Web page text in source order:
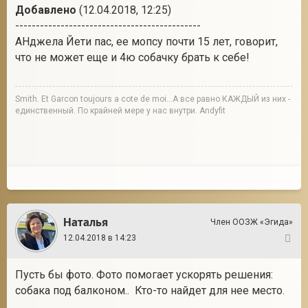
Добавлено (12.04.2018, 12:25)
---------------------------------------------
АНджела Йети пас, ее мопсу почти 15 лет, говорит,
что не может еще и 4ю собачку брать к себе!
Smith. Et Garcon toujours a cote de moi...А все равно КАЖДЫЙ из них -
единственный. По крайней мере у нас внутри. Andyfit
Наталья
Член ООЗЖ «Эгида»
12.04.2018 в 14:23
Пусть бы фото. Фото помогает ускорять решения:
собака под балконом.. Кто-то найдет для нее место.